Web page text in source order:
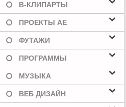
В-КЛИПАРТЫ
ПРОЕКТЫ AE
ФУТАЖИ
ПРОГРАММЫ
МУЗЫКА
ВЕБ ДИЗАЙН